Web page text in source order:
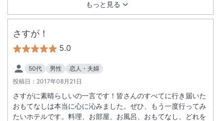
もっと見る
さすが！
5.0
50代 男性
恋人・夫婦
投稿日： 2017年08月21日
さすがに素晴らしいの一言です！皆さんのすべてに行き届いた
おもてなしは本当に心に沁みました。ぜひ、もう一度行ってみ
たいホテルです。料理、お部屋、お風呂、おもてなし、どれを